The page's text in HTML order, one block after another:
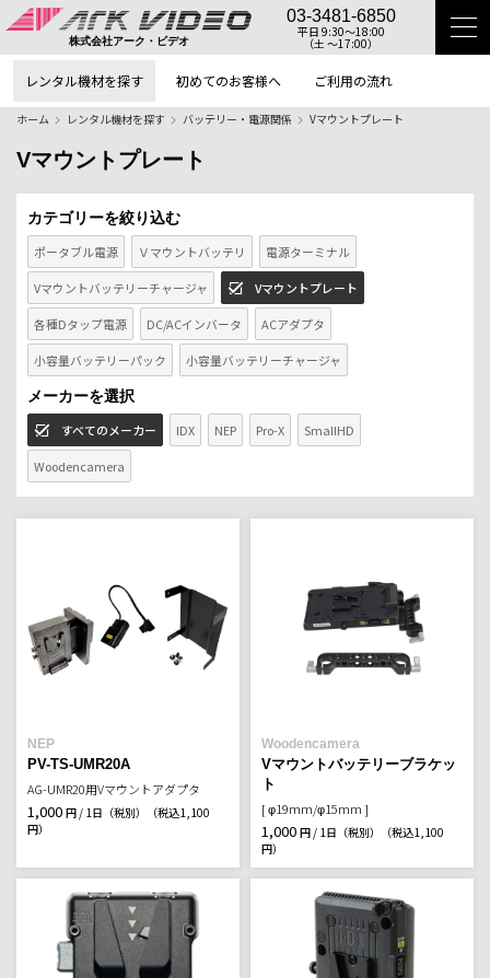
株式会社アーク・ビデオ
03-3481-6850
平日 9:30〜18:00
（土 〜17:00）
レンタル機材を探す 初めてのお客様へ ご利用の流れ
ホーム レンタル機材を探す バッテリー・電源関係 Vマウントプレート
Vマウントプレート
カテゴリーを絞り込む
ポータブル電源
Ｖマウントバッテリ 電源ターミナル
Vマウントバッテリーチャージャ Vマウントプレート
各種Dタップ電源 DC/ACインバータ ACアダプタ
小容量バッテリーパック 小容量バッテリーチャージャ
メーカーを選択
すべてのメーカー
IDX NEP Pro-X SmallHD
Woodencamera
NEP
PV-TS-UMR20A
AG-UMR20用Vマウントアダプタ
1,000 円 / 1日（税別）
（税込1,100
円）
Woodencamera
Vマウントバッテリーブラケッ
ト
[ φ19mm/φ15mm ]
1,000 円 / 1日（税別）
（税込1,100
円）